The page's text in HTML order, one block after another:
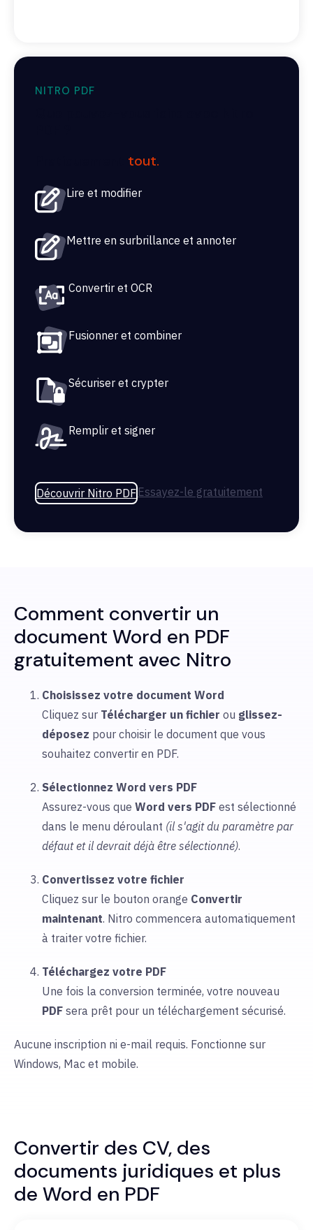
NITRO PDF
tout.
Lire et modifier
Mettre en surbrillance et annoter
Convertir et OCR
Fusionner et combiner
Sécuriser et crypter
Remplir et signer
Découvrir Nitro PDF Essayez-le gratuitement
Comment convertir un
document Word en PDF
gratuitement avec Nitro
Choisissez votre document Word
Cliquez sur Télécharger un fichier ou glissez-
déposez pour choisir le document que vous
souhaitez convertir en PDF.
Sélectionnez Word vers PDF
Assurez-vous que Word vers PDF est sélectionné
dans le menu déroulant (il s'agit du paramètre par
défaut et il devrait déjà être sélectionné).
Convertissez votre fichier
Cliquez sur le bouton orange Convertir
maintenant. Nitro commencera automatiquement
à traiter votre fichier.
Téléchargez votre PDF
Une fois la conversion terminée, votre nouveau
PDF sera prêt pour un téléchargement sécurisé.
Aucune inscription ni e-mail requis. Fonctionne sur
Windows, Mac et mobile.
Convertir des CV, des
documents juridiques et plus
de Word en PDF